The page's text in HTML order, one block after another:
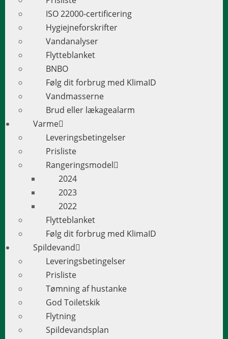
ISO 22000-certificering
Hygiejneforskrifter
Vandanalyser
Flytteblanket
BNBO
Følg dit forbrug med KlimaID
Vandmasserne
Brud eller lækagealarm
Varme
Leveringsbetingelser
Prisliste
Rangeringsmodel
2024
2023
2022
Flytteblanket
Følg dit forbrug med KlimaID
Spildevand
Leveringsbetingelser
Prisliste
Tømning af hustanke
God Toiletskik
Flytning
Spildevandsplan